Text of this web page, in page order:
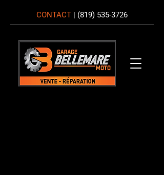
CONTACT | (819) 535-3726